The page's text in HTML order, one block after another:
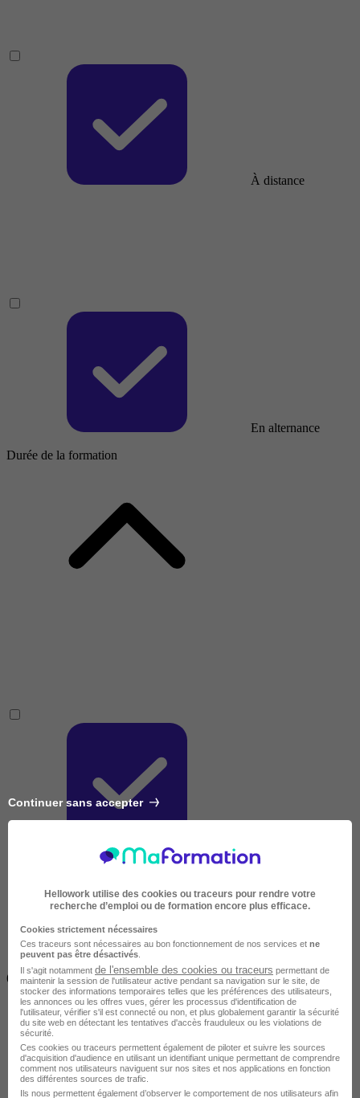
À distance
En alternance
Durée de la formation
(14h)
Continuer sans accepter
Hellowork utilise des cookies ou traceurs pour rendre votre
recherche d’emploi ou de formation encore plus efficace.
Cookies strictement nécessaires
Ces traceurs sont nécessaires au bon fonctionnement de nos services et ne
peuvent pas être désactivés
Il s'agit notamment de l'ensemble des cookies ou traceurs permettant de
maintenir la session de l'utilisateur active pendant sa navigation sur le site, de
stocker des informations temporaires telles que les préférences des utilisateurs,
les annonces ou les offres vues, gérer les processus d'identification de
l'utilisateur, vérifier s'il est connecté ou non, et plus globalement garantir la sécurité
du site web en détectant les tentatives d'accès frauduleux ou les violations de
sécurité.
Ces cookies ou traceurs permettent également de piloter et suivre les sources
d'acquisition d'audience en utilisant un identifiant unique permettant de comprendre
comment nos utilisateurs naviguent sur nos sites et nos applications en fonction
des différentes sources de trafic.
Ils nous permettent également d’observer le comportement de nos utilisateurs afin